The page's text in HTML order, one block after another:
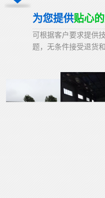
为您提供贴心
可根据客户要求提供
题，无条件接受退货